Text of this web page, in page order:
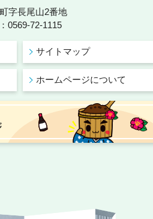
字長尾山2番地
0569-72-1115
サイトマップ
ホームページについて